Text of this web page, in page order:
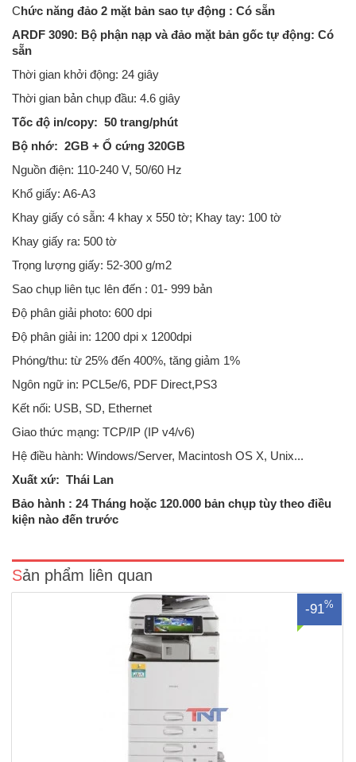
Chức năng đảo 2 mặt bản sao tự động : Có sẵn
ARDF 3090: Bộ phận nạp và đảo mặt bản gốc tự động: Có
sẵn
Thời gian khởi động: 24 giây
Thời gian bản chụp đầu: 4.6 giây
Tốc độ in/copy: 50 trang/phút
Bộ nhớ: 2GB + Ổ cứng 320GB
Nguồn điện: 110-240 V, 50/60 Hz
Khổ giấy: A6-A3
Khay giấy có sẵn: 4 khay x 550 tờ; Khay tay: 100 tờ
Khay giấy ra: 500 tờ
Trọng lượng giấy: 52-300 g/m2
Sao chụp liên tục lên đến : 01- 999 bản
Độ phân giải photo: 600 dpi
Độ phân giải in: 1200 dpi x 1200dpi
Phóng/thu: từ 25% đến 400%, tăng giảm 1%
Ngôn ngữ in: PCL5e/6, PDF Direct,PS3
Kết nối: USB, SD, Ethernet
Giao thức mạng: TCP/IP (IP v4/v6)
Hệ điều hành: Windows/Server, Macintosh OS X, Unix...
Xuất xứ: Thái Lan
Bảo hành : 24 Tháng hoặc 120.000 bản chụp tùy theo điều
kiện nào đến trước
Sản phẩm liên quan
-91%
Máy photocopy Ricoh MP 5054 máy cũ nhập khẩu sản xuất năm
2017/2018Chức năng chính: Photocopy laser đen trắng + in mạng +
scan màu mạng +Duplex, DF 3090Tốc độ 50 bản/ phútChức năng: